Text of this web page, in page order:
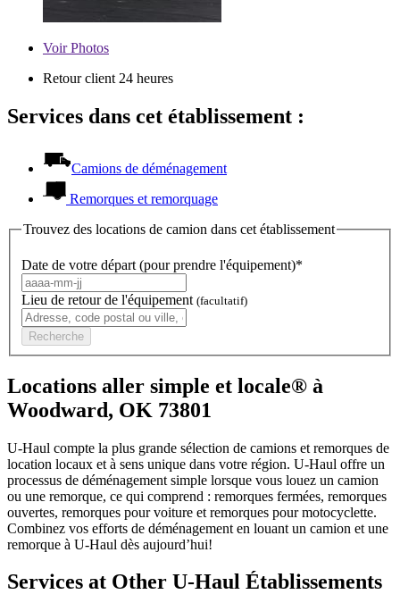
VoirPhotos
Retour client 24 heures
Services dans cet établissement :
Camions de déménagement
Remorques et remorquage
Trouvez des locations de camion dans cet établissement
Date de votre départ (pour prendre l'équipement)*
Lieu de retour de l'équipement (facultatif)
Recherche
Locations aller simple et locale® à
Woodward, OK 73801
U-Haul compte la plus grande sélection de camions et remorques de
location locaux et à sens unique dans votre région. U-Haul offre un
processus de déménagement simple lorsque vous louez un camion
ou une remorque, ce qui comprend : remorques fermées, remorques
ouvertes, remorques pour voiture et remorques pour motocyclette.
Combinez vos efforts de déménagement en louant un camion et une
remorque à U-Haul dès aujourd’hui!
Services at Other U-Haul Établissements